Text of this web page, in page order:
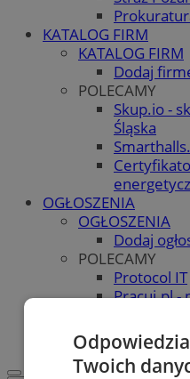
KATALOG FIRM
KATALOG FIRM
Dodaj
POLECAMY
Skup.io -
Śląska
OGŁOSZENIA
OGŁOSZENIA
Dodaj
POLECAMY
Protocol IT
Pracuj.pl -
WSPÓŁPRACA
Twoich